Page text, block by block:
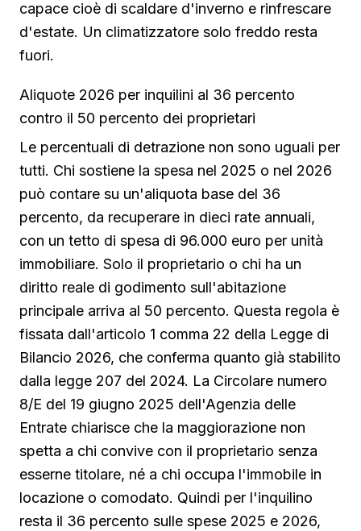
capace cioè di scaldare d'inverno e rinfrescare
d'estate. Un climatizzatore solo freddo resta
fuori.
Aliquote 2026 per inquilini al 36 percento
contro il 50 percento dei proprietari
Le percentuali di detrazione non sono uguali per
tutti. Chi sostiene la spesa nel 2025 o nel 2026
può contare su un'aliquota base del 36
percento, da recuperare in dieci rate annuali,
con un tetto di spesa di 96.000 euro per unità
immobiliare. Solo il proprietario o chi ha un
diritto reale di godimento sull'abitazione
principale arriva al 50 percento. Questa regola è
fissata dall'articolo 1 comma 22 della Legge di
Bilancio 2026, che conferma quanto già stabilito
dalla legge 207 del 2024. La Circolare numero
8/E del 19 giugno 2025 dell'Agenzia delle
Entrate chiarisce che la maggiorazione non
spetta a chi convive con il proprietario senza
esserne titolare, né a chi occupa l'immobile in
locazione o comodato. Quindi per l'inquilino
resta il 36 percento sulle spese 2025 e 2026,